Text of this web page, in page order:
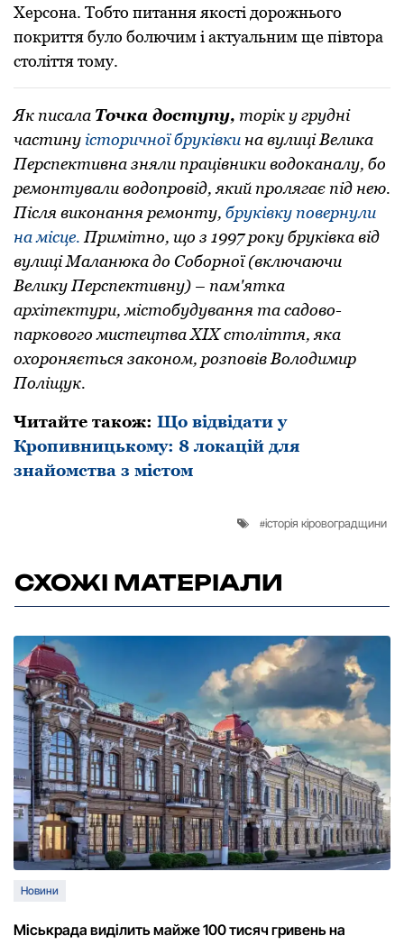
Херсoна. Тобто питання якості дорожнього
покриття було болючим і актуальним ще півтора
століття тому.
Як писала Точка доступу, торік у грудні
частинуісторичної бруківкина вулиці Велика
Перспективна зняли працівники водоканалу, бо
ремонтували водопровід, який пролягає під нею.
Після виконання ремонту, бруківку повернули
на місце.Примітно, що з 1997 pоку бpуківка від
вулиці Маланюка до Собоpної (включаючи
Велику Пеpспективну) – пам'ятка
архітектури, містобудування та садово-
паркового мистецтва ХІХ століття, яка
охороняється законом, pозповів Володимиp
Поліщук.
Читайте також: Що відвідати у
Кропивницькому: 8 локацій для
знайомства з містом
історія кіровоградщини
СХОЖІ МАТЕРІАЛИ
Новини
Міськрада виділить майже 100 тисяч гривень на